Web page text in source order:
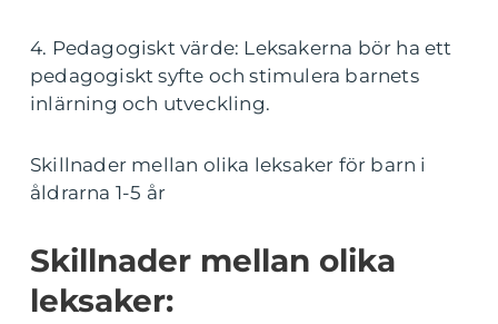
4. Pedagogiskt värde: Leksakerna bör ha ett
pedagogiskt syfte och stimulera barnets
inlärning och utveckling.
Skillnader mellan olika leksaker för barn i
åldrarna 1-5 år
Skillnader mellan olika
leksaker: